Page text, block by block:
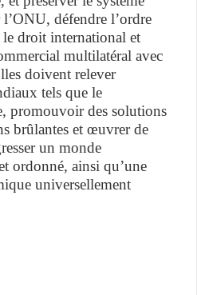
défendre l’ordre
droit international et
multilatéral avec
doivent relever
tels que le
promouvoir des solutions
brûlantes et œuvrer de
un monde
ordonné, ainsi qu’une
universellement